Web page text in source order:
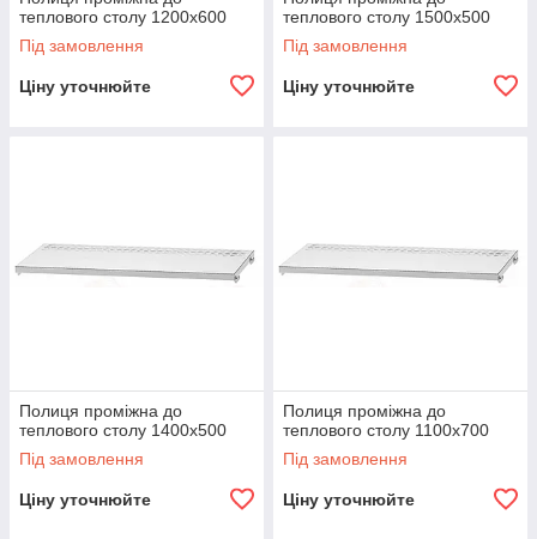
теплового столу 1200х600
Під замовлення
Ціну уточнюйте
теплового столу 1500х500
Під замовлення
Ціну уточнюйте
Полиця проміжна до
теплового столу 1400х500
Під замовлення
Ціну уточнюйте
Полиця проміжна до
теплового столу 1100х700
Під замовлення
Ціну уточнюйте